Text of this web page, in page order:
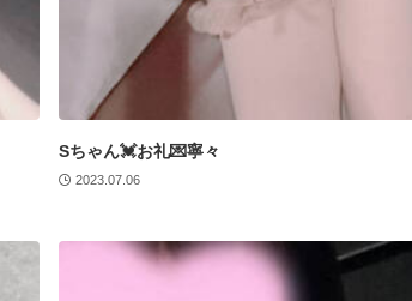
Sちゃん💓お礼💌寧々
2023.07.06